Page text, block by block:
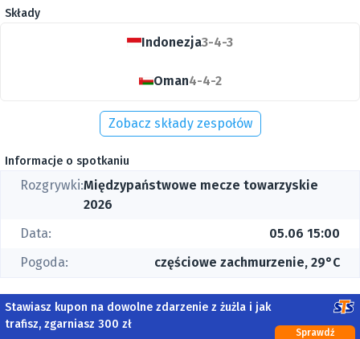
Składy
Indonezja3-4-3
Oman4-4-2
Zobacz składy zespołów
Informacje o spotkaniu
Rozgrywki:Międzypaństwowe mecze towarzyskie
2026
Data:
05.06 15:00
Pogoda:
częściowe zachmurzenie, 29°C
Stawiasz kupon na dowolne zdarzenie z żużla i jak
trafisz, zgarniasz 300 zł
Sprawdź